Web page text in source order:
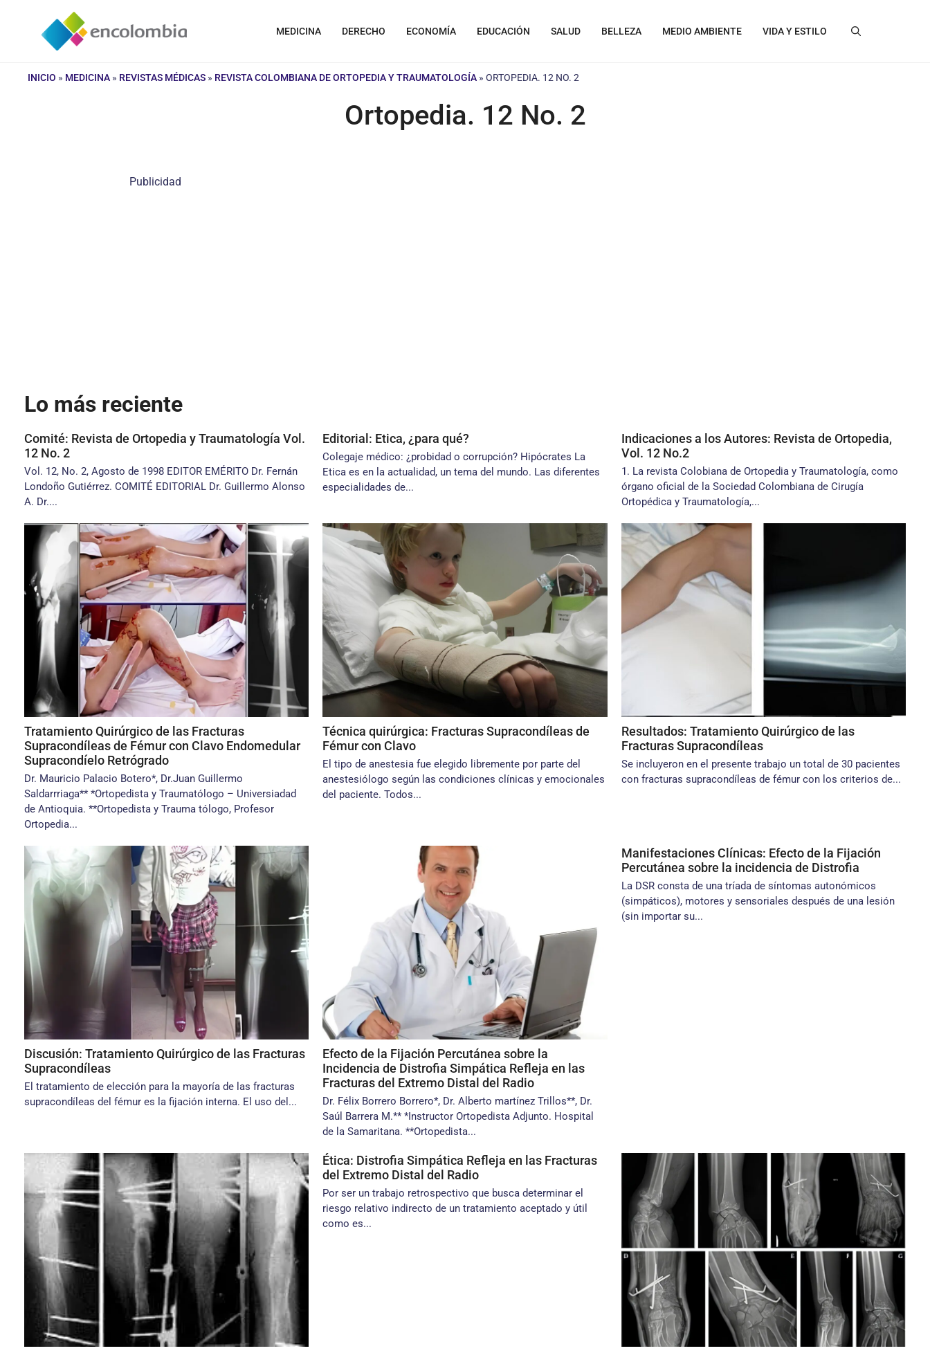
contenido
MEDICINA DERECHO ECONOMÍA EDUCACIÓN SALUD BELLEZA MEDIO AMBIENTE VIDA Y ESTILO
INICIO » MEDICINA » REVISTAS MÉDICAS » REVISTA COLOMBIANA DE ORTOPEDIA Y TRAUMATOLOGÍA » ORTOPEDIA. 12 NO. 2
Ortopedia. 12 No. 2
Publicidad
Lo más reciente
Comité: Revista de Ortopedia y Traumatología Vol.
12 No. 2
Vol. 12, No. 2, Agosto de 1998 EDITOR EMÉRITO Dr. Fernán
Londoño Gutiérrez. COMITÉ EDITORIAL Dr. Guillermo Alonso
A. Dr....
Editorial: Etica, ¿para qué?
Colegaje médico: ¿probidad o corrupción? Hipócrates La
Etica es en la actualidad, un tema del mundo. Las diferentes
especialidades de...
Indicaciones a los Autores: Revista de Ortopedia,
Vol. 12 No.2
1. La revista Colobiana de Ortopedia y Traumatología, como
órgano oficial de la Sociedad Colombiana de Cirugía
Ortopédica y Traumatología,...
Tratamiento Quirúrgico de las Fracturas
Supracondíleas de Fémur con Clavo Endomedular
Supracondíelo Retrógrado
Dr. Mauricio Palacio Botero*, Dr.Juan Guillermo
Saldarrriaga** *Ortopedista y Traumatólogo – Universiadad
de Antioquia. **Ortopedista y Trauma tólogo, Profesor
Ortopedia...
Técnica quirúrgica: Fracturas Supracondíleas de
Fémur con Clavo
El tipo de anestesia fue elegido libremente por parte del
anestesiólogo según las condiciones clínicas y emocionales
del paciente. Todos...
Resultados: Tratamiento Quirúrgico de las
Fracturas Supracondíleas
Se incluyeron en el presente trabajo un total de 30 pacientes
con fracturas supracondíleas de fémur con los criterios de...
Discusión: Tratamiento Quirúrgico de las Fracturas
Supracondíleas
El tratamiento de elección para la mayoría de las fracturas
supracondíleas del fémur es la fijación interna. El uso del...
Efecto de la Fijación Percutánea sobre la
Incidencia de Distrofia Simpática Refleja en las
Fracturas del Extremo Distal del Radio
Dr. Félix Borrero Borrero*, Dr. Alberto martínez Trillos**, Dr.
Saúl Barrera M.** *Instructor Ortopedista Adjunto. Hospital
de la Samaritana. **Ortopedista...
Manifestaciones Clínicas: Efecto de la Fijación
Percutánea sobre la incidencia de Distrofia
La DSR consta de una tríada de síntomas autonómicos
(simpáticos), motores y sensoriales después de una lesión
(sin importar su...
Ética: Distrofia Simpática Refleja en las Fracturas
del Extremo Distal del Radio
Por ser un trabajo retrospectivo que busca determinar el
riesgo relativo indirecto de un tratamiento aceptado y útil
como es...